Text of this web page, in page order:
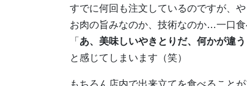
すでに何回も注文しているのですが、
お肉の旨みなのか、技術なのか…一口食
「 あ、美味しいやきとりだ、何かが違う
と感じてしまいます（笑）